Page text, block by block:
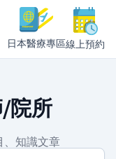
日本醫療專區線上預約
院所
、知識文章